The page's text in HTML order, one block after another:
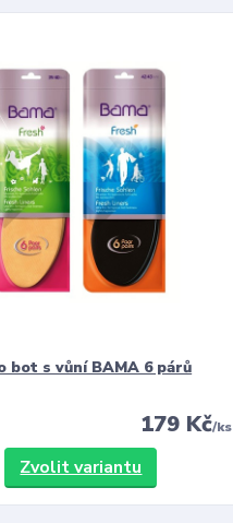
bot s vůní BAMA 6 párů
179 Kč/ks
Zvolit variantu